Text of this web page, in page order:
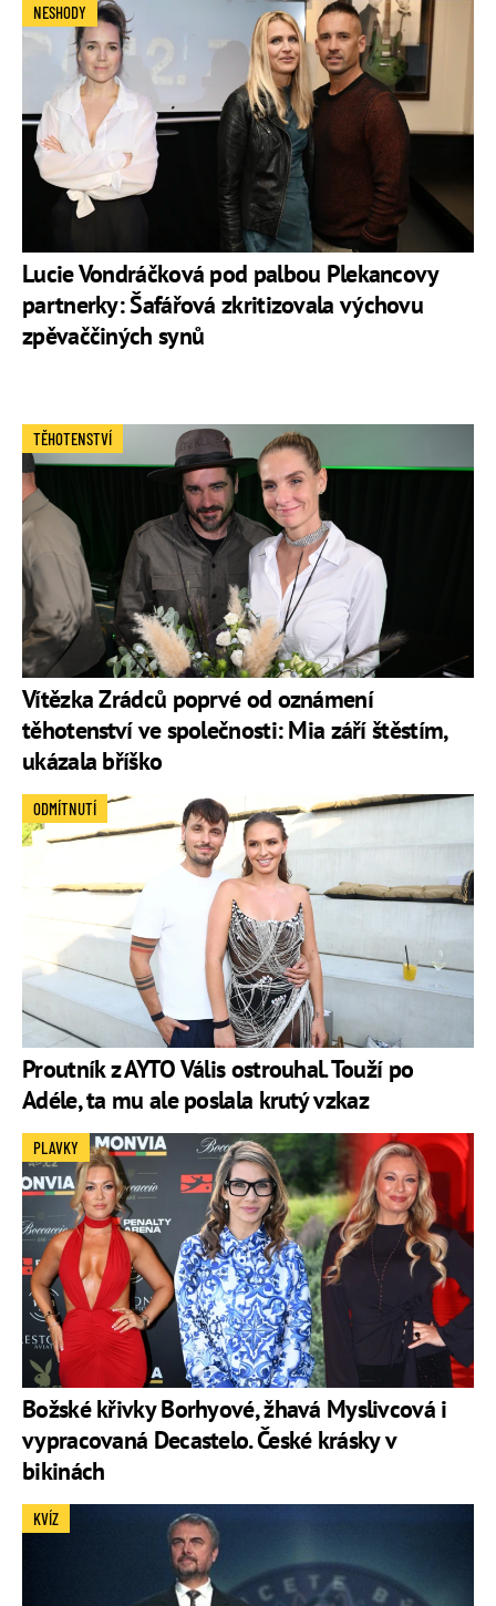
Lucie Vondráčková pod palbou Plekancovy
partnerky: Šafářová zkritizovala výchovu
zpěvaččiných synů
NESHODY
Vítězka Zrádců poprvé od oznámení
těhotenství ve společnosti: Mia září štěstím,
ukázala bříško
TĚHOTENSTVÍ
Proutník z AYTO Vális ostrouhal. Touží po
Adéle, ta mu ale poslala krutý vzkaz
ODMÍTNUTÍ
Božské křivky Borhyové, žhavá Myslivcová i
vypracovaná Decastelo. České krásky v
bikinách
PLAVKY
KVÍZ